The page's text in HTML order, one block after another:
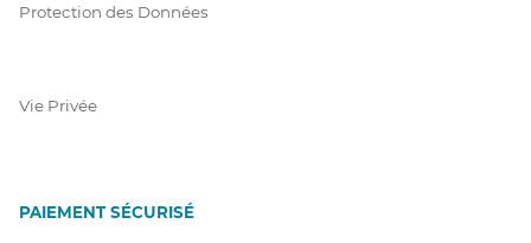
Protection des Données
Vie Privée
PAIEMENT SÉCURISÉ